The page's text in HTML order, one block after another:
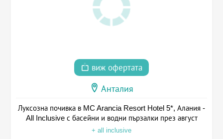
виж офертата
Анталия
Луксозна почивка в MC Arancia Resort Hotel 5*, Алания -
All Inclusive с басейни и водни пързалки през август
+ all inclusive